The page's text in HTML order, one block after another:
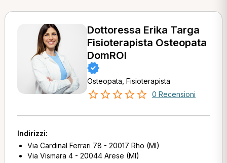
Dottoressa Erika Targa
Fisioterapista Osteopata
DomROI
Osteopata, Fisioterapista
0 Recensioni
Indirizzi:
Via Cardinal Ferrari 78 - 20017 Rho (MI)
Via Vismara 4 - 20044 Arese (MI)